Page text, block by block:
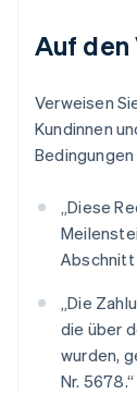
Auf den
Verweisen
Kundinnen
„Diese
Abschnitt
„Die
die über
wurden,
Nr. 5678.“